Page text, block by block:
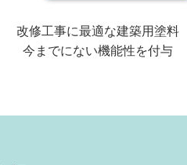
改修工事に最適な建築用塗料
今までにない機能性を付与